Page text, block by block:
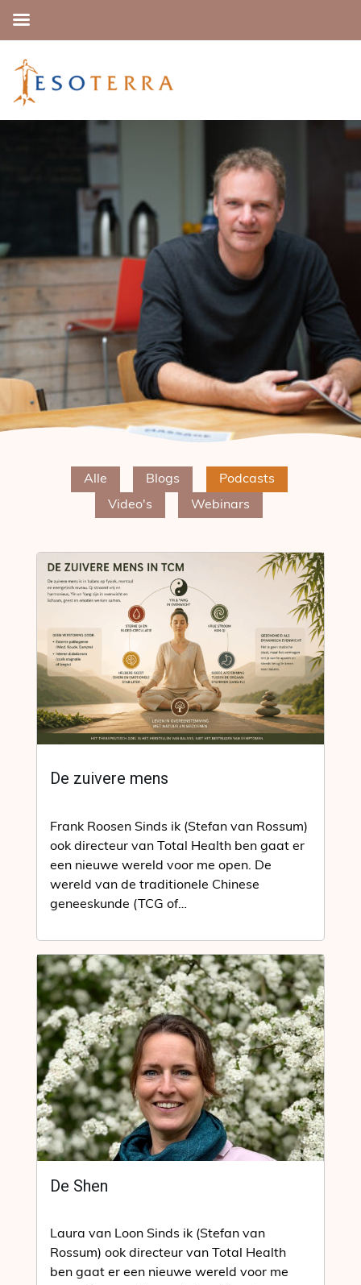
Delen en inspireren
Onze video’s, blogs, podcasts en webinars zijn er om te
delen en te inspireren. Daar geloven wij in als
opleidingsinstituut en kennisexpert.
We nodigen je graag uit om onze content te bekijken. Of
meld je aan voor een van onze webinars.
Alle Blogs
Podcasts
Video's
Webinars
De zuivere mens
Frank Roosen Sinds ik (Stefan van Rossum)
ook directeur van Total Health ben gaat er
een nieuwe wereld voor me open. De
wereld van de traditionele Chinese
geneeskunde (TCG of…
De Shen
Laura van Loon Sinds ik (Stefan van
Rossum) ook directeur van Total Health
ben gaat er een nieuwe wereld voor me